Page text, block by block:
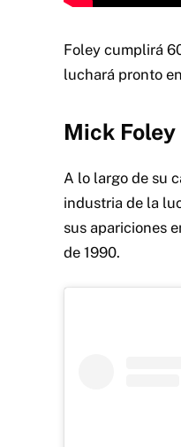
Foley cumplirá
luchará pronto
Mick
A lo largo de su
industria de la
sus apariciones
de 1990.